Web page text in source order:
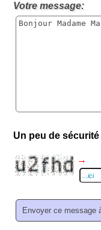
Votre message:
Un peu de sécurité
→